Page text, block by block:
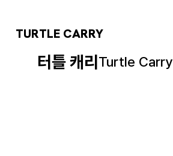
TURTLE CARRY
터틀 캐리Turtle Carry